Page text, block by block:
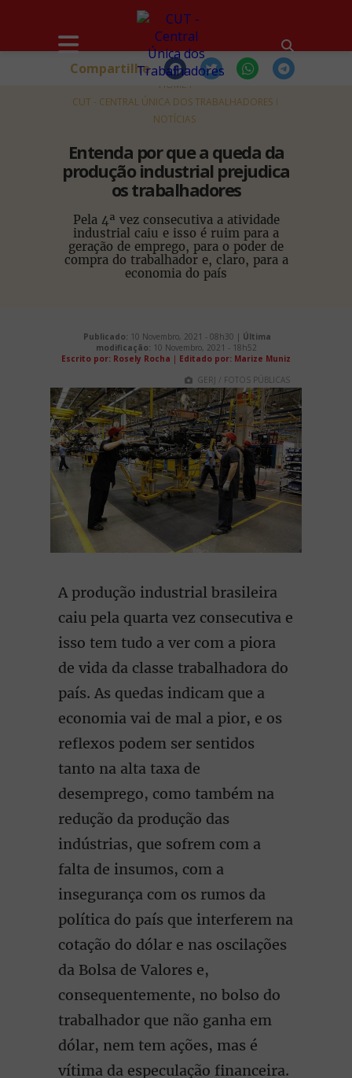
HOME
CUT - CENTRAL ÚNICA DOS TRABALHADORES
NOTÍCIAS
Entenda por que a queda da
produção industrial prejudica
os trabalhadores
Pela 4ª vez consecutiva a atividade
industrial caiu e isso é ruim para a
geração de emprego, para o poder de
compra do trabalhador e, claro, para a
economia do país
Compartilhe
Publicado: 10 Novembro, 2021 - 08h30 | Última
modificação: 10 Novembro, 2021 - 18h52
Escrito por: Rosely Rocha | Editado por: Marize Muniz
GERJ / FOTOS PÚBLICAS
A produção industrial brasileira
caiu pela quarta vez consecutiva e
isso tem tudo a ver com a piora
de vida da classe trabalhadora do
país. As quedas indicam que a
economia vai de mal a pior, e os
reflexos podem ser sentidos
tanto na alta taxa de
desemprego, como também na
redução da produção das
indústrias, que sofrem com a
falta de insumos, com a
insegurança com os rumos da
política do país que interferem na
cotação do dólar e nas oscilações
da Bolsa de Valores e,
consequentemente, no bolso do
trabalhador que não ganha em
dólar, nem tem ações, mas é
vítima da especulação financeira.